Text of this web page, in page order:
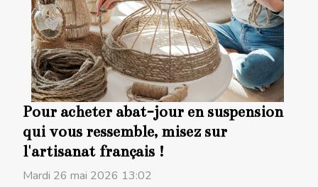
Pour acheter abat-jour en suspension
qui vous ressemble, misez sur
l'artisanat français !
Mardi 26 mai 2026 13:02